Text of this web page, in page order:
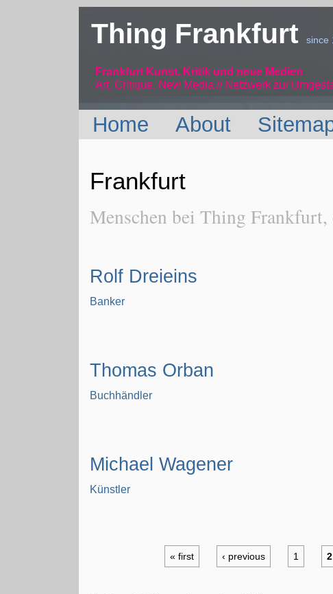
Thing Frankfurtsince
Frankfurt Kunst, Kritik und neue Medien
Art, Critique, New Media // Netzwerk zur
Home About
Frankfurt
Menschen bei Thing
Rolf Dreieins
Banker
Thomas Orban
Buchhändler
Michael Wagener
Künstler
« first ‹ previous 1 2